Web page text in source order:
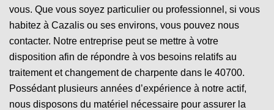
vous. Que vous soyez particulier ou professionnel, si vous
habitez à Cazalis ou ses environs, vous pouvez nous
contacter. Notre entreprise peut se mettre à votre
disposition afin de répondre à vos besoins relatifs au
traitement et changement de charpente dans le 40700.
Possédant plusieurs années d’expérience à notre actif,
nous disposons du matériel nécessaire pour assurer la